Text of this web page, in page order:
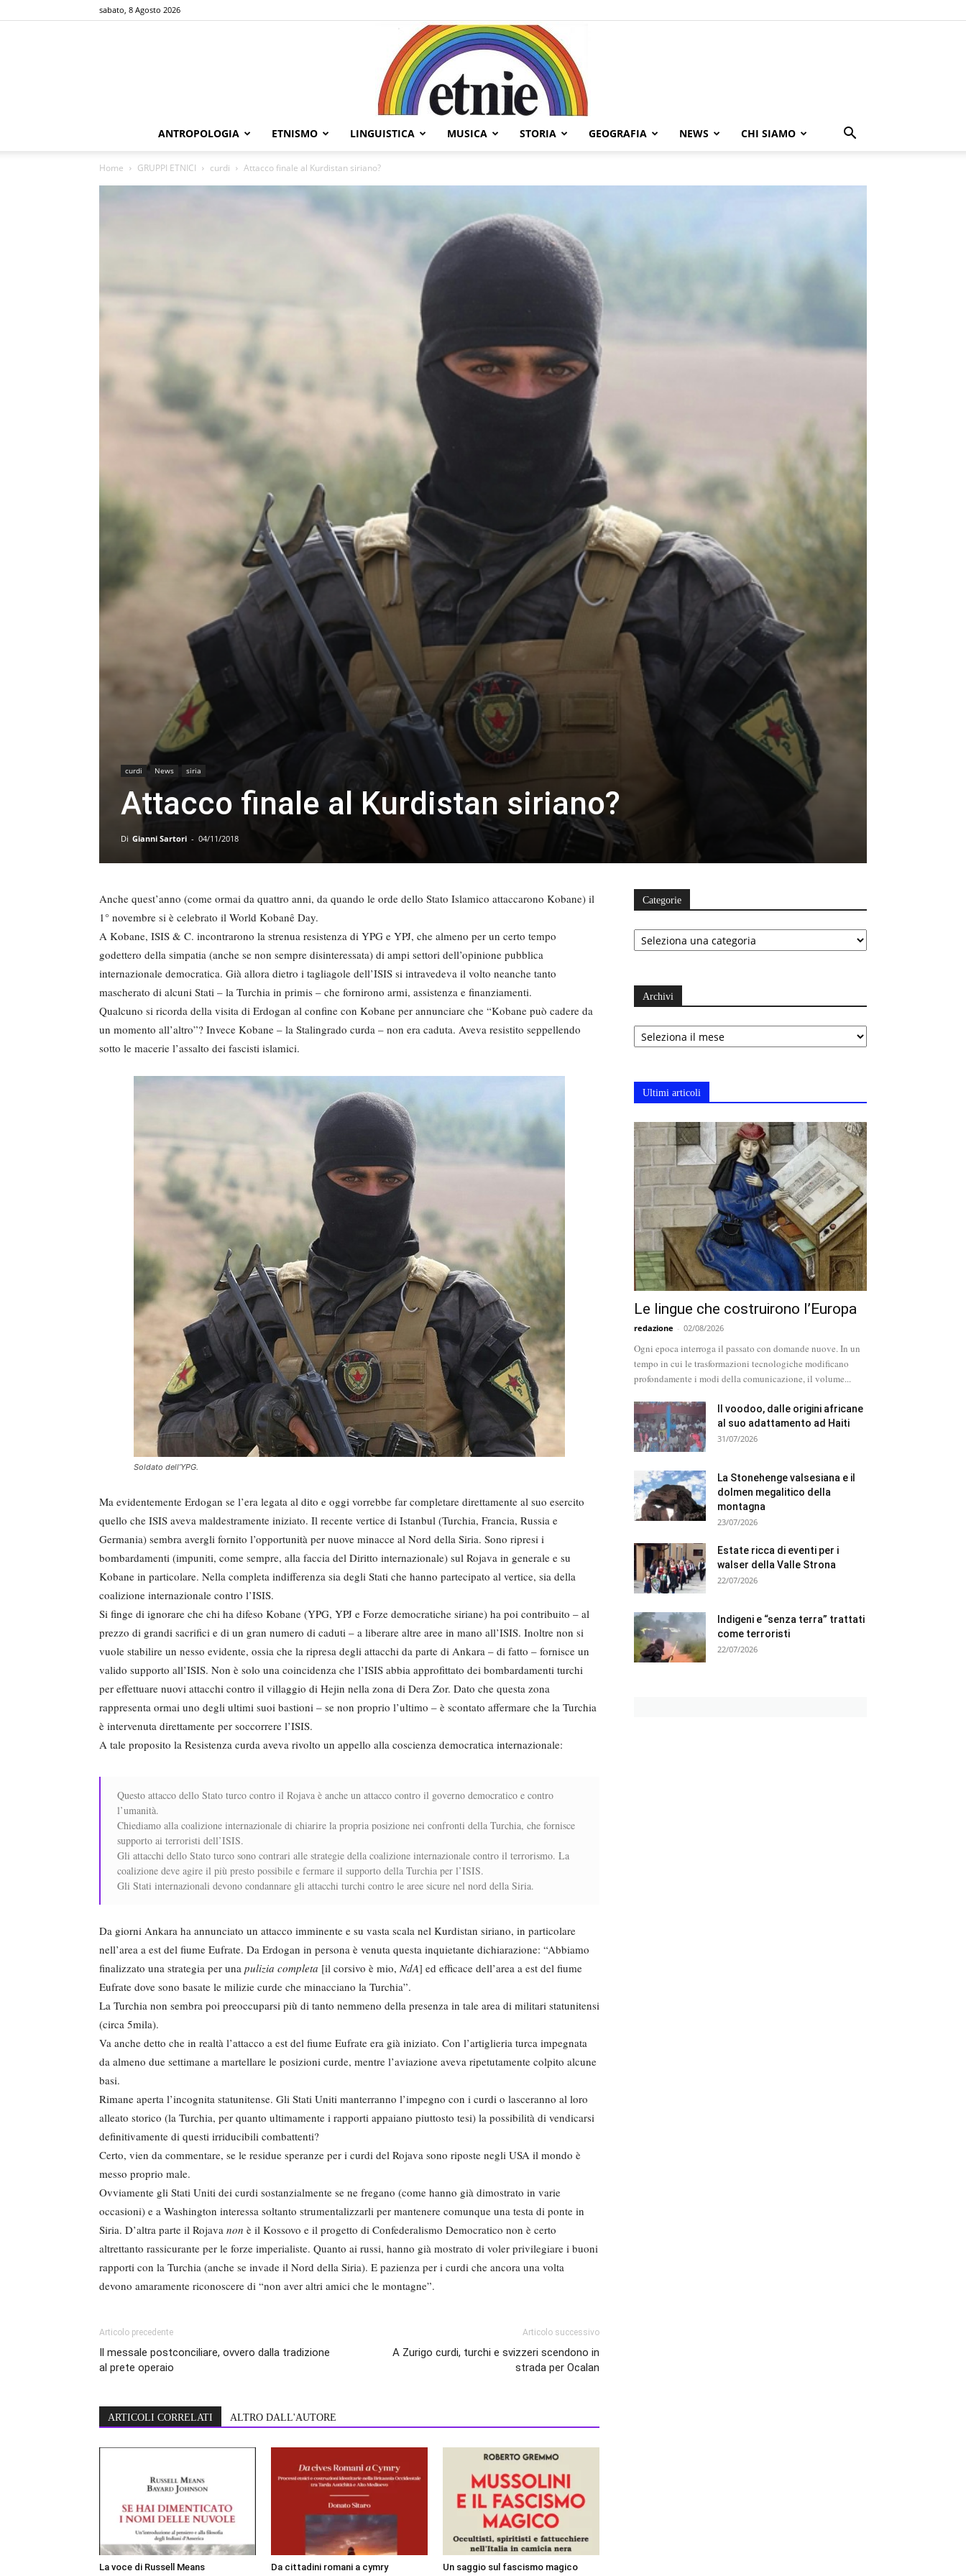
sabato, 8 Agosto 2026
ANTROPOLOGIA ETNISMO LINGUISTICA MUSICA STORIA GEOGRAFIA NEWS CHI SIAMO
Home GRUPPI ETNICI curdi Attacco finale al Kurdistan siriano?
curdi News siria
Attacco finale al Kurdistan siriano?
Di Gianni Sartori - 04/11/2018
Anche quest’anno (come ormai da quattro anni, da quando le orde dello Stato Islamico attaccarono Kobane) il
1° novembre si è celebrato il World Kobanê Day.
A Kobane, ISIS & C. incontrarono la strenua resistenza di YPG e YPJ, che almeno per un certo tempo
godettero della simpatia (anche se non sempre disinteressata) di ampi settori dell’opinione pubblica
internazionale democratica. Già allora dietro i tagliagole dell’ISIS si intravedeva il volto neanche tanto
mascherato di alcuni Stati – la Turchia in primis – che fornirono armi, assistenza e finanziamenti.
Qualcuno si ricorda della visita di Erdogan al confine con Kobane per annunciare che “Kobane può cadere da
un momento all’altro”? Invece Kobane – la Stalingrado curda – non era caduta. Aveva resistito seppellendo
sotto le macerie l’assalto dei fascisti islamici.
Soldato dell’YPG.
Ma evidentemente Erdogan se l’era legata al dito e oggi vorrebbe far completare direttamente al suo esercito
quello che ISIS aveva maldestramente iniziato. Il recente vertice di Istanbul (Turchia, Francia, Russia e
Germania) sembra avergli fornito l’opportunità per nuove minacce al Nord della Siria. Sono ripresi i
bombardamenti (impuniti, come sempre, alla faccia del Diritto internazionale) sul Rojava in generale e su
Kobane in particolare. Nella completa indifferenza sia degli Stati che hanno partecipato al vertice, sia della
coalizione internazionale contro l’ISIS.
Si finge di ignorare che chi ha difeso Kobane (YPG, YPJ e Forze democratiche siriane) ha poi contribuito – al
prezzo di grandi sacrifici e di un gran numero di caduti – a liberare altre aree in mano all’ISIS. Inoltre non si
vuole stabilire un nesso evidente, ossia che la ripresa degli attacchi da parte di Ankara – di fatto – fornisce un
valido supporto all’ISIS. Non è solo una coincidenza che l’ISIS abbia approfittato dei bombardamenti turchi
per effettuare nuovi attacchi contro il villaggio di Hejin nella zona di Dera Zor. Dato che questa zona
rappresenta ormai uno degli ultimi suoi bastioni – se non proprio l’ultimo – è scontato affermare che la Turchia
è intervenuta direttamente per soccorrere l’ISIS.
A tale proposito la Resistenza curda aveva rivolto un appello alla coscienza democratica internazionale:
Questo attacco dello Stato turco contro il Rojava è anche un attacco contro il governo democratico e contro
l’umanità.
Chiediamo alla coalizione internazionale di chiarire la propria posizione nei confronti della Turchia, che fornisce
supporto ai terroristi dell’ISIS.
Gli attacchi dello Stato turco sono contrari alle strategie della coalizione internazionale contro il terrorismo. La
coalizione deve agire il più presto possibile e fermare il supporto della Turchia per l’ISIS.
Gli Stati internazionali devono condannare gli attacchi turchi contro le aree sicure nel nord della Siria.
Da giorni Ankara ha annunciato un attacco imminente e su vasta scala nel Kurdistan siriano, in particolare
nell’area a est del fiume Eufrate. Da Erdogan in persona è venuta questa inquietante dichiarazione: “Abbiamo
finalizzato una strategia per una pulizia completa [il corsivo è mio, NdA] ed efficace dell’area a est del fiume
Eufrate dove sono basate le milizie curde che minacciano la Turchia”.
La Turchia non sembra poi preoccuparsi più di tanto nemmeno della presenza in tale area di militari statunitensi
(circa 5mila).
Va anche detto che in realtà l’attacco a est del fiume Eufrate era già iniziato. Con l’artiglieria turca impegnata
da almeno due settimane a martellare le posizioni curde, mentre l’aviazione aveva ripetutamente colpito alcune
basi.
Rimane aperta l’incognita statunitense. Gli Stati Uniti manterranno l’impegno con i curdi o lasceranno al loro
alleato storico (la Turchia, per quanto ultimamente i rapporti appaiano piuttosto tesi) la possibilità di vendicarsi
definitivamente di questi irriducibili combattenti?
Certo, vien da commentare, se le residue speranze per i curdi del Rojava sono riposte negli USA il mondo è
messo proprio male.
Ovviamente gli Stati Uniti dei curdi sostanzialmente se ne fregano (come hanno già dimostrato in varie
occasioni) e a Washington interessa soltanto strumentalizzarli per mantenere comunque una testa di ponte in
Siria. D’altra parte il Rojava non è il Kossovo e il progetto di Confederalismo Democratico non è certo
altrettanto rassicurante per le forze imperialiste. Quanto ai russi, hanno già mostrato di voler privilegiare i buoni
rapporti con la Turchia (anche se invade il Nord della Siria). E pazienza per i curdi che ancora una volta
devono amaramente riconoscere di “non aver altri amici che le montagne”.
Articolo precedente
Il messale postconciliare, ovvero dalla tradizione
al prete operaio
Articolo successivo
A Zurigo curdi, turchi e svizzeri scendono in
strada per Ocalan
ARTICOLI CORRELATI ALTRO DALL'AUTORE
La voce di Russell Means Da cittadini romani a cymry Un saggio sul fascismo magico
Categorie
Categorie
Archivi
Archivi
Ultimi articoli
Le lingue che costruirono l’Europa
redazione - 02/08/2026
Ogni epoca interroga il passato con domande nuove. In un
tempo in cui le trasformazioni tecnologiche modificano
profondamente i modi della comunicazione, il volume...
Il voodoo, dalle origini africane
al suo adattamento ad Haiti
31/07/2026
La Stonehenge valsesiana e il
dolmen megalitico della
montagna
23/07/2026
Estate ricca di eventi per i
walser della Valle Strona
22/07/2026
Indigeni e “senza terra” trattati
come terroristi
22/07/2026